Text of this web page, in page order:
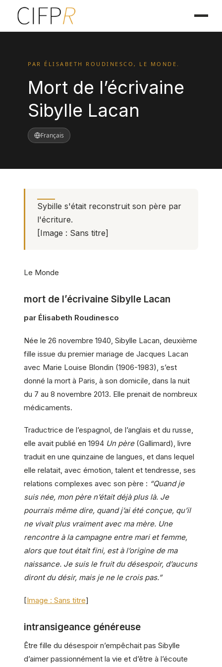
PAR ÉLISABETH ROUDINESCO, LE MONDE.
Mort de l’écrivaine
Sibylle Lacan
Français
Sybille s'était reconstruit son père par
l'écriture.
[Image : Sans titre]
Le Monde
mort de l’écrivaine Sibylle Lacan
par Élisabeth Roudinesco
Née le 26 novembre 1940, Sibylle Lacan, deuxième
fille issue du premier mariage de Jacques Lacan
avec Marie Louise Blondin (1906-1983), s’est
donné la mort à Paris, à son domicile, dans la nuit
du 7 au 8 novembre 2013. Elle prenait de nombreux
médicaments.
Traductrice de l’espagnol, de l’anglais et du russe,
elle avait publié en 1994 Un père(Gallimard), livre
traduit en une quinzaine de langues, et dans lequel
elle relatait, avec émotion, talent et tendresse, ses
relations complexes avec son père : “Quand je
suis née, mon père n’était déjà plus là. Je
pourrais même dire, quand j’ai été conçue, qu’il
ne vivait plus vraiment avec ma mère. Une
rencontre à la campagne entre mari et femme,
alors que tout était fini, est à l’origine de ma
naissance. Je suis le fruit du désespoir, d’aucuns
diront du désir, mais je ne le crois pas.”
[Image : Sans titre]
intransigeance généreuse
Être fille du désespoir n’empêchait pas Sibylle
d’aimer passionnément la vie et d’être à l’écoute